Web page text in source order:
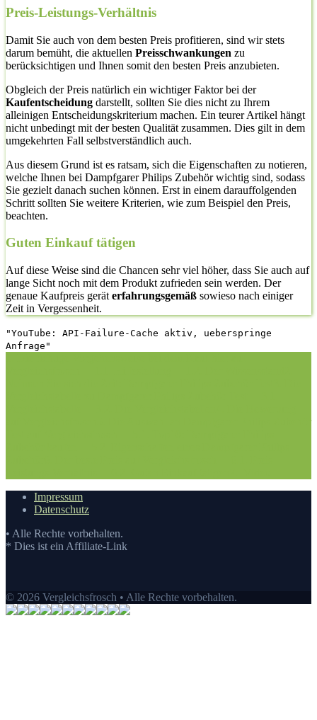
Preis-Leistungs-Verhältnis
Damit Sie auch von dem besten Preis profitieren, sind wir stets
darum bemüht, die aktuellen Preisschwankungen zu
berücksichtigen und Ihnen somit den besten Preis anzubieten.
Obgleich der Preis natürlich ein wichtiger Faktor bei der
Kaufentscheidung darstellt, sollten Sie dies nicht zu Ihrem
alleinigen Entscheidungskriterium machen. Ein teurer Artikel hängt
nicht unbedingt mit der besten Qualität zusammen. Dies gilt in dem
umgekehrten Fall selbstverständlich auch.
Aus diesem Grund ist es ratsam, sich die Eigenschaften zu notieren,
welche Ihnen bei Dampfgarer Philips Zubehör wichtig sind, sodass
Sie gezielt danach suchen können. Erst in einem darauffolgenden
Schritt sollten Sie weitere Kriterien, wie zum Beispiel den Preis,
beachten.
Guten Einkauf tätigen
Auf diese Weise sind die Chancen sehr viel höher, dass Sie auch auf
lange Sicht noch mit dem Produkt zufrieden sein werden. Der
genaue Kaufpreis gerät erfahrungsgemäß sowieso nach einiger
Zeit in Vergessenheit.
"YouTube: API-Failure-Cache aktiv, ueberspringe
Anfrage"
Impressum
Datenschutz
• Alle Rechte vorbehalten.
* Dies ist ein Affiliate-Link
© 2026 Vergleichsfrosch • Alle Rechte vorbehalten.